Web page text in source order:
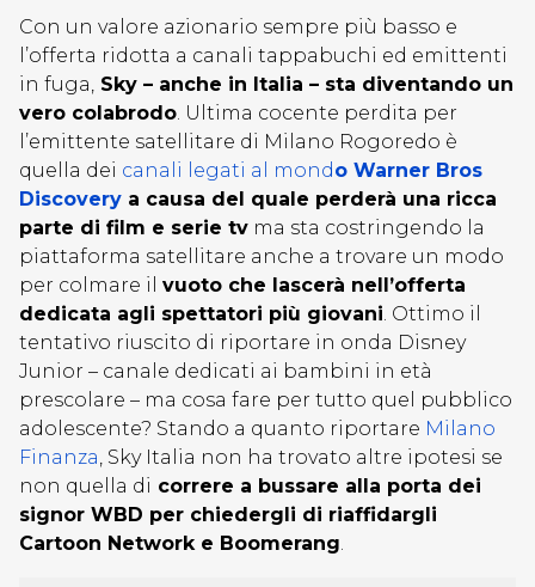
Con un valore azionario sempre più basso e
l’offerta ridotta a canali tappabuchi ed emittenti
in fuga, Sky – anche in Italia – sta diventando un
vero colabrodo. Ultima cocente perdita per
l’emittente satellitare di Milano Rogoredo è
quella dei canali legati al mondo Warner Bros
Discovery a causa del quale perderà una ricca
parte di film e serie tv ma sta costringendo la
piattaforma satellitare anche a trovare un modo
per colmare il vuoto che lascerà nell’offerta
dedicata agli spettatori più giovani. Ottimo il
tentativo riuscito di riportare in onda Disney
Junior – canale dedicati ai bambini in età
prescolare – ma cosa fare per tutto quel pubblico
adolescente? Stando a quanto riportare Milano
Finanza, Sky Italia non ha trovato altre ipotesi se
non quella di correre a bussare alla porta dei
signor WBD per chiedergli di riaffidargli
Cartoon Network e Boomerang.